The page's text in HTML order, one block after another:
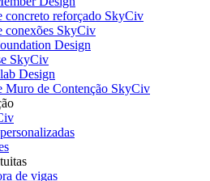
concreto reforçado SkyCiv
conexões SkyCiv
Design
SkyCiv
Design
Muro de Contenção SkyCiv
de vigas